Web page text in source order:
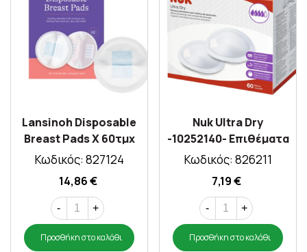
Lansinoh Disposable
Breast Pads X 60τμχ
Κωδικός: 827124
14,86 €
- +
Προσθήκη στο καλάθι
Nuk Ultra Dry
-10252140- Επιθέματα
Στήθους 60τμχ
Κωδικός: 826211
7,19 €
- +
Προσθήκη στο καλάθι